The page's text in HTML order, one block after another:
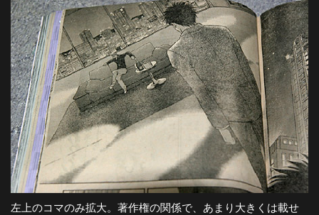
風
景
探
訪-
左上のコマのみ拡大。著作権の関係で、あまり大きくは載せ